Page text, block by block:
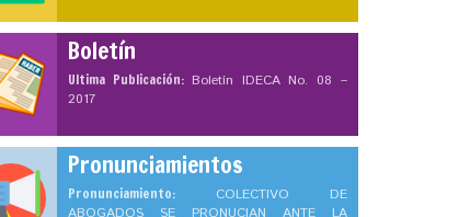
Boletín
Ultima Publicación: Boletín IDECA No. 08 –
2017
Pronunciamientos
Pronunciamiento: COLECTIVO DE
ABOGADOS SE PRONUCIAN ANTE LA